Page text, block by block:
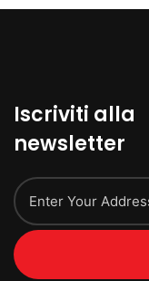
Iscriviti alla
newsletter